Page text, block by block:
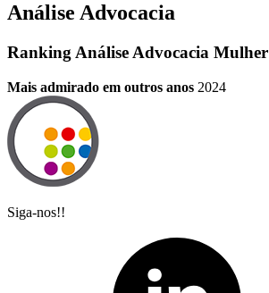
Análise Advocacia
Ranking Análise Advocacia Mulher
Mais admirado em outros anos 2024
Siga-nos!!